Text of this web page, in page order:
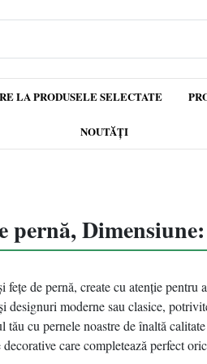
LA PRODUSELE SELECTATE
NOUTĂȚI
pernă,
fețe de pernă, create cu atenție
designuri moderne sau clasice,
cu pernele noastre de înaltă
care completează perfect